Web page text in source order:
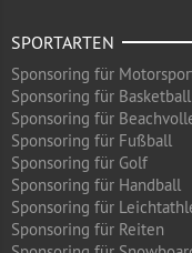
SPORTARTEN
Sponsoring für
Sponsoring für Basketball
Sponsoring für
Sponsoring für Fußball
Sponsoring für Golf
Sponsoring für Handball
Sponsoring für
Sponsoring für Reiten